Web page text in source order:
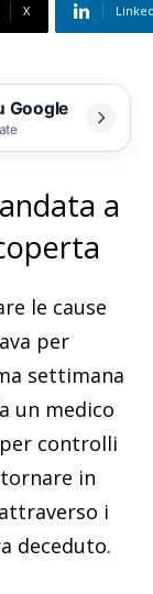
X
Google
a
le cause
per
settimana
un medico
controlli
in
i
deceduto.